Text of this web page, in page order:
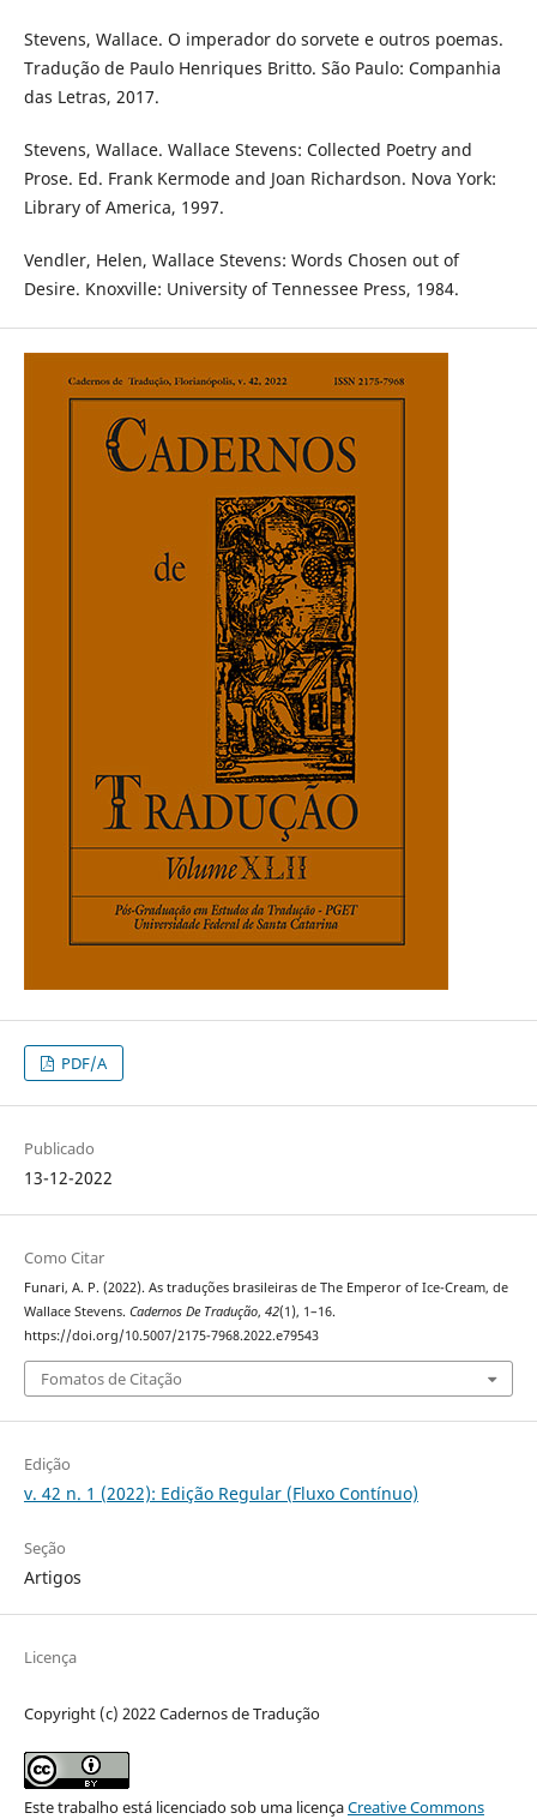
Stevens, Wallace. O imperador do sorvete e outros poemas.
Tradução de Paulo Henriques Britto. São Paulo: Companhia
das Letras, 2017.
Stevens, Wallace. Wallace Stevens: Collected Poetry and
Prose. Ed. Frank Kermode and Joan Richardson. Nova York:
Library of America, 1997.
Vendler, Helen, Wallace Stevens: Words Chosen out of
Desire. Knoxville: University of Tennessee Press, 1984.
PDF/A
Publicado
13-12-2022
Como Citar
Funari, A. P. (2022). As traduções brasileiras de The Emperor of Ice-Cream, de
Wallace Stevens. Cadernos De Tradução, 42(1), 1–16.
https://doi.org/10.5007/2175-7968.2022.e79543
Fomatos de Citação
Edição
v. 42 n. 1 (2022): Edição Regular (Fluxo Contínuo)
Seção
Artigos
Licença
Copyright (c) 2022 Cadernos de Tradução
Este trabalho está licenciado sob uma licençaCreative Commons